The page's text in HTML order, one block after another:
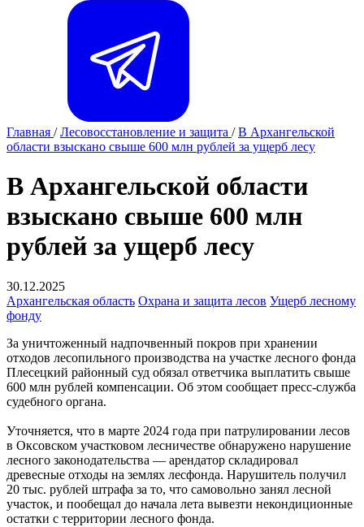
Главная / Лесовосстановление и защита / В Архангельской
области взыскано свыше 600 млн рублей за ущерб лесу
В Архангельской области
взыскано свыше 600 млн
рублей за ущерб лесу
30.12.2025
Архангельская область Охрана и защита лесов Ущерб лесному
фонду
За уничтоженный надпочвенный покров при хранении
отходов лесопильного производства на участке лесного фонда
Плесецкий районный суд обязал ответчика выплатить свыше
600 млн рублей компенсации. Об этом сообщает пресс-служба
судебного органа.
Уточняется, что в марте 2024 года при патрулировании лесов
в Оксовском участковом лесничестве обнаружено нарушение
лесного законодательства — арендатор складировал
древесные отходы на землях лесфонда. Нарушитель получил
20 тыс. рублей штрафа за то, что самовольно занял лесной
участок, и пообещал до начала лета вывезти некондиционные
остатки с территории лесного фонда.